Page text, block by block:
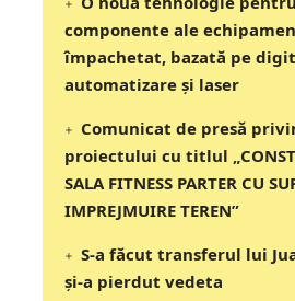
componente ale
împachetat, bazată pe
automatizare și laser
Comunicat de presă
proiectului cu titlul
SALA FITNESS PARTER CU
IMPREJMUIRE TEREN”
S-a făcut transferul lui
și-a pierdut vedeta